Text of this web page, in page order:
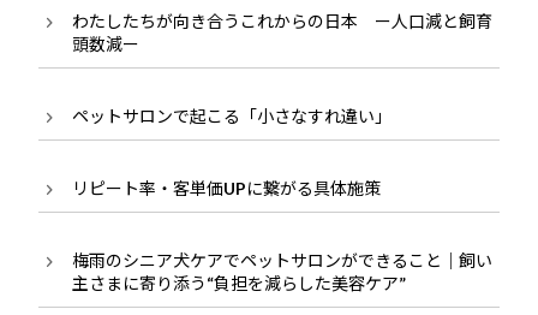
わたしたちが向き合うこれからの日本 ー人口減と飼育
頭数減ー
ペットサロンで起こる「小さなすれ違い」
リピート率・客単価UPに繋がる具体施策
梅雨のシニア犬ケアでペットサロンができること｜飼い
主さまに寄り添う“負担を減らした美容ケア”